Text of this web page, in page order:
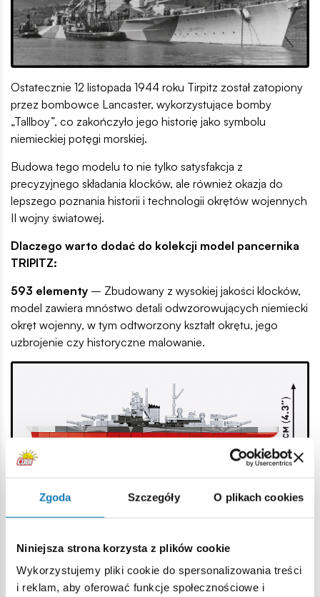
Zgoda Szczegóły O plikach cookies
Niniejsza strona korzysta z plików cookie
Wykorzystujemy pliki cookie do spersonalizowania treści
i reklam, aby oferować funkcje społecznościowe i
Ostatecznie 12 listopada 1944 roku Tirpitz został zatopiony
przez bombowce Lancaster, wykorzystujące bomby
„Tallboy”, co zakończyło jego historię jako symbolu
niemieckiej potęgi morskiej.
Budowa tego modelu to nie tylko satysfakcja z
precyzyjnego składania klocków, ale również okazja do
lepszego poznania historii i technologii okrętów wojennych
II wojny światowej.
Dlaczego warto dodać do kolekcji model pancernika
TRIPITZ:
593 elementy – Zbudowany z wysokiej jakości klocków,
model zawiera mnóstwo detali odwzorowujących niemiecki
okręt wojenny, w tym odtworzony kształt okrętu, jego
uzbrojenie czy historyczne malowanie.
Wszystkie godła, insygnia, numery i oznaczenia są
autentyczne i nadrukowane bezpośrednio na klockach,
dzięki temu są trwałe, precyzyjne i odporne na ścieranie.